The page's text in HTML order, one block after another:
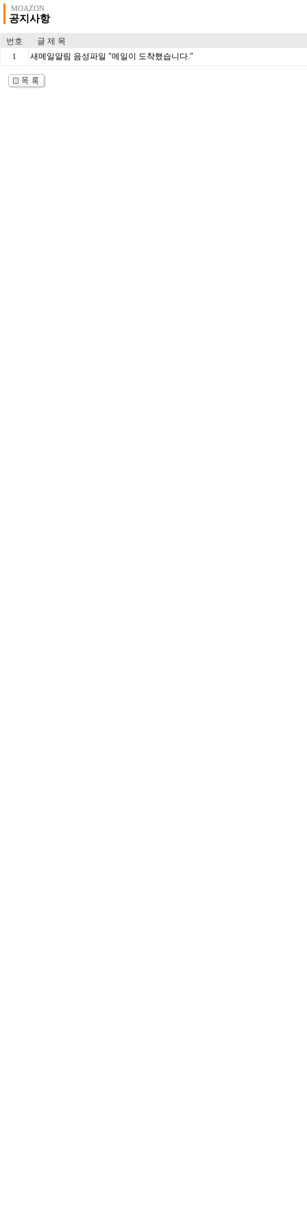
MOAZON
공지사항
번호 글 제 목
1 새메일알림 음성파일 "메일이 도착했습니다."